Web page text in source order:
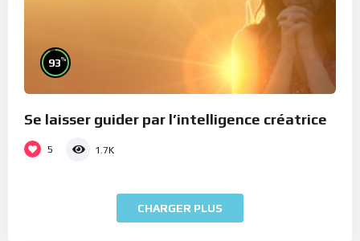
93%
Se laisser guider par l’intelligence créatrice
5 1.7K
CHARGER PLUS